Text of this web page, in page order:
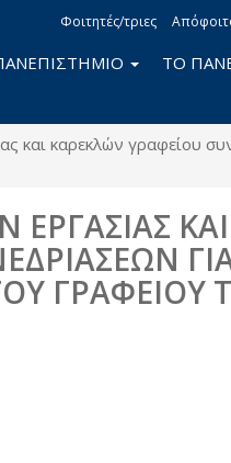
Φοιτητές/τριες
ΤΟ
και καρεκλών γραφείου
ΚΑΙ
ΓΡΑΦΕΙΟΥ